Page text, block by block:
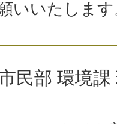
いいたしま
民部 環境